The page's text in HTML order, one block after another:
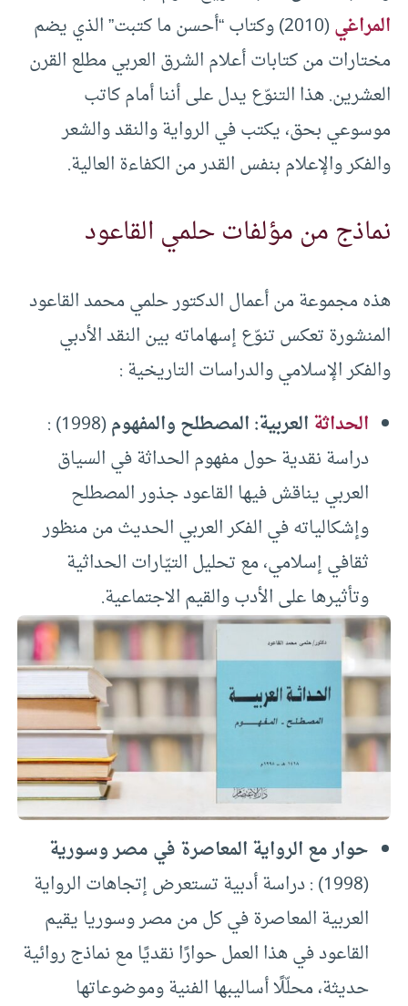
المراغي
(2010) وكتاب “أحسن ما كتبت” الذي يضم
مختارات من كتابات أعلام الشرق العربي مطلع القرن
العشرين. هذا التنوّع يدل على أننا أمام كاتب
موسوعي بحق، يكتب في الرواية والنقد والشعر
والفكر والإعلام بنفس القدر من الكفاءة العالية.
نماذج من مؤلفات حلمي القاعود
هذه مجموعة من أعمال الدكتور حلمي محمد القاعود
المنشورة تعكس تنوّع إسهاماته بين النقد الأدبي
والفكر الإسلامي والدراسات التاريخية :
الحداثةالعربية: المصطلح والمفهوم
(1998) :
دراسة نقدية حول مفهوم الحداثة في السياق
العربي يناقش فيها القاعود جذور المصطلح
وإشكالياته في الفكر العربي الحديث من منظور
ثقافي إسلامي، مع تحليل التيّارات الحداثية
وتأثيرها على الأدب والقيم الاجتماعية.
حوار مع الرواية المعاصرة في مصر وسورية
(1998) : دراسة أدبية تستعرض إتجاهات الرواية
العربية المعاصرة في كل من مصر وسوريا يقيم
القاعود في هذا العمل حوارًا نقديًا مع نماذج روائية
حديثة، محلّلًا أساليبها الفنية وموضوعاتها